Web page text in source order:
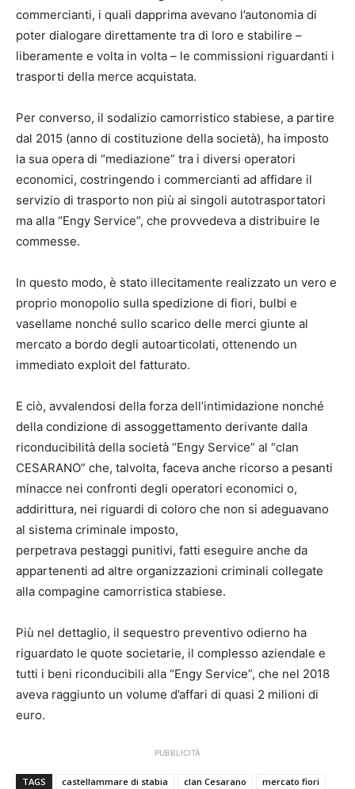
commercianti, i quali dapprima avevano l’autonomia di
poter dialogare direttamente tra di loro e stabilire –
liberamente e volta in volta – le commissioni riguardanti i
trasporti della merce acquistata.
Per converso, il sodalizio camorristico stabiese, a partire
dal 2015 (anno di costituzione della società), ha imposto
la sua opera di “mediazione” tra i diversi operatori
economici, costringendo i commercianti ad affidare il
servizio di trasporto non più ai singoli autotrasportatori
ma alla “Engy Service”, che provvedeva a distribuire le
commesse.
In questo modo, è stato illecitamente realizzato un vero e
proprio monopolio sulla spedizione di fiori, bulbi e
vasellame nonché sullo scarico delle merci giunte al
mercato a bordo degli autoarticolati, ottenendo un
immediato exploit del fatturato.
E ciò, avvalendosi della forza dell’intimidazione nonché
della condizione di assoggettamento derivante dalla
riconducibilità della società “Engy Service” al “clan
CESARANO” che, talvolta, faceva anche ricorso a pesanti
minacce nei confronti degli operatori economici o,
addirittura, nei riguardi di coloro che non si adeguavano
al sistema criminale imposto,
perpetrava pestaggi punitivi, fatti eseguire anche da
appartenenti ad altre organizzazioni criminali collegate
alla compagine camorristica stabiese.
Più nel dettaglio, il sequestro preventivo odierno ha
riguardato le quote societarie, il complesso aziendale e
tutti i beni riconducibili alla “Engy Service”, che nel 2018
aveva raggiunto un volume d’affari di quasi 2 milioni di
euro.
PUBBLICITÀ
TAGS castellammare di stabia clan Cesarano mercato fiori